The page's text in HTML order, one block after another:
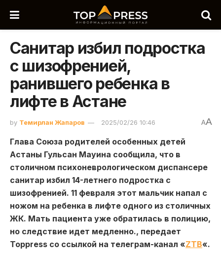
Санитар избил подростка
с шизофренией,
ранившего ребенка в
лифте в Астане
by Темирлан Жапаров 2025/02/26 10:46 AA
Глава Союза родителей особенных детей
Астаны Гульсан Мауина сообщила, что в
столичном психоневрологическом диспансере
санитар избил 14-летнего подростка с
шизофренией. 11 февраля этот мальчик напал с
ножом на ребенка в лифте одного из столичных
ЖК. Мать пациента уже обратилась в полицию,
но следствие идет медленно., передает
Toppress со ссылкой на телеграм-канал «ZTB«.